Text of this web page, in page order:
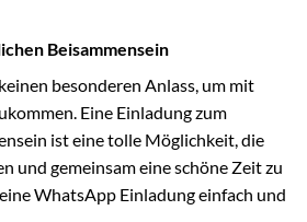
Beisammensein
besonderen Anlass, um mit
Eine Einladung zum
ist eine tolle Möglichkeit, die
und gemeinsam eine schöne Zeit zu
WhatsApp Einladung einfach und